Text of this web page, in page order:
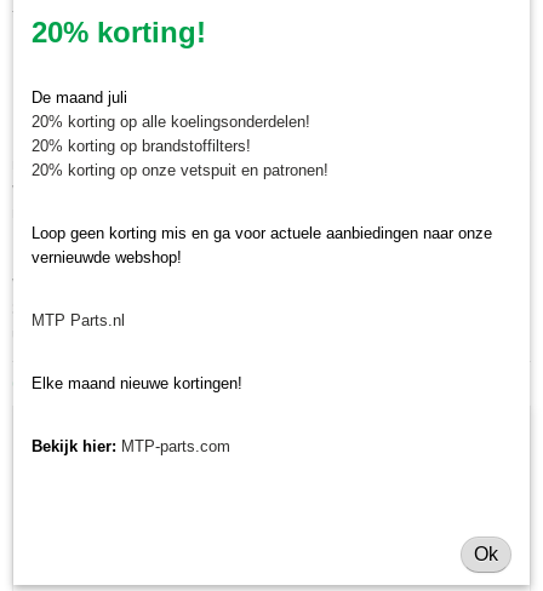
tractor specialisten.
minitrekker onderdelen!
Minitractorparts heeft een groot assortiment onderdelen op het gebied van
minitractoren, miditractoren, compacttractoren en aanbouwwerktuigen. Wij
verkopen deze onderdelen met als specialisme de Japanse
Minitractorparts.nl heeft een groot assortiment onderdelen, waaronder de
V-snaar Yanmar , voor uw Yanmar YM 330, YM 330D, YM 3000, YM
3000D, YM 170 en YM 2000. Heeft u nog andere onderdelen nodig voor
Ook interessant
20% korting!
De maand juli
20% korting op alle koelingsonderdelen!
20% korting op brandstoffilters!
20% korting op onze vetspuit en patronen!
Loop geen korting mis en ga voor actuele aanbiedingen naar onze
vernieuwde webshop!
MTP Parts.nl
Elke maand nieuwe kortingen!
Bekijk hier: MTP-parts.com
Ok